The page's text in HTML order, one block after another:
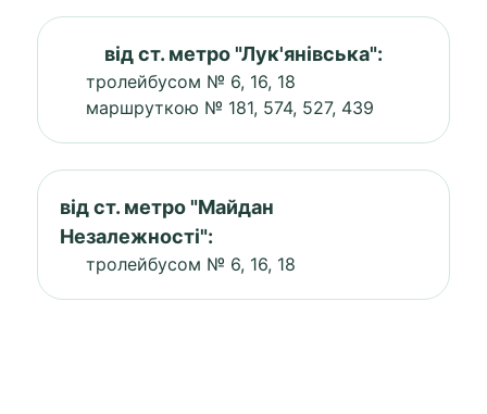
від ст. метро "Лук'янівська":
тролейбусом № 6, 16, 18
маршруткою № 181, 574, 527, 439
від ст. метро "Майдан
Незалежності":
тролейбусом № 6, 16, 18